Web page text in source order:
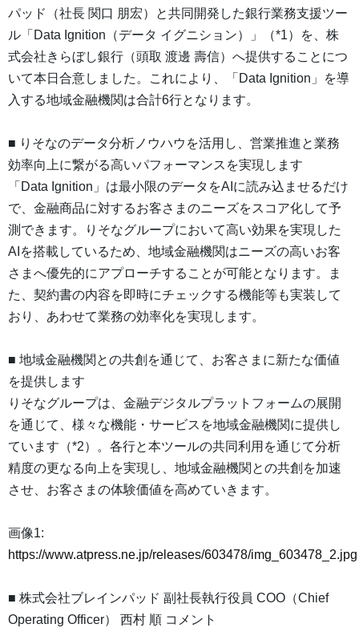
パッド（社長 関口 朋宏）と共同開発した銀行業務支援ツー
ル「Data Ignition（データ イグニション）」（*1）を、株
式会社きらぼし銀行（頭取 渡邊 壽信）へ提供することにつ
いて本日合意しました。これにより、「Data Ignition」を導
入する地域金融機関は合計6行となります。
■ りそなのデータ分析ノウハウを活用し、営業推進と業務
効率向上に繋がる高いパフォーマンスを実現します
「Data Ignition」は最小限のデータをAIに読み込ませるだけ
で、金融商品に対するお客さまのニーズをスコア化して予
測できます。りそなグループにおいて高い効果を実現した
AIを搭載しているため、地域金融機関はニーズの高いお客
さまへ優先的にアプローチすることが可能となります。ま
た、契約書の内容を即時にチェックする機能等も実装して
おり、あわせて業務の効率化を実現します。
■ 地域金融機関との共創を通じて、お客さまに新たな価値
を提供します
りそなグループは、金融デジタルプラットフォームの展開
を通じて、様々な機能・サービスを地域金融機関に提供し
ています（*2）。各行と本ツールの共同利用を通じて分析
精度の更なる向上を実現し、地域金融機関との共創を加速
させ、お客さまの体験価値を高めていきます。
画像1:
https://www.atpress.ne.jp/releases/603478/img_603478_2.jpg
■ 株式会社ブレインパッド 副社長執行役員 COO（Chief
Operating Officer） 西村 順 コメント